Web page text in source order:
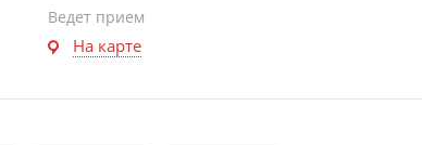
Ведет прием
На карте